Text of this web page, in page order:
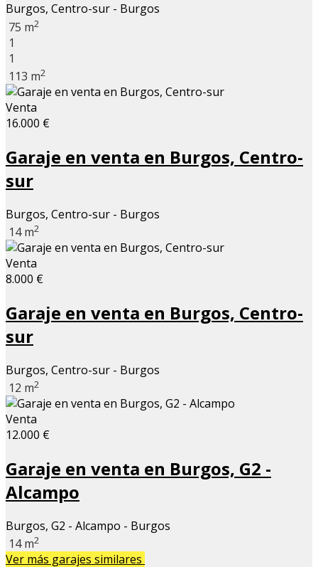
Burgos, Centro-sur - Burgos
75 m2
1
1
113 m2
Venta
16.000 €
Garaje en venta en Burgos, Centro-
sur
Burgos, Centro-sur - Burgos
14 m2
Venta
8.000 €
Garaje en venta en Burgos, Centro-
sur
Burgos, Centro-sur - Burgos
12 m2
Venta
12.000 €
Garaje en venta en Burgos, G2 -
Alcampo
Burgos, G2 - Alcampo - Burgos
14 m2
Ver más garajes similares